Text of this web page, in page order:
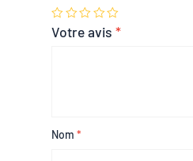
Votre avis *
Nom *